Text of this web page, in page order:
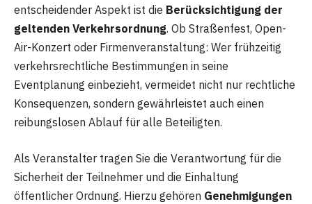
entscheidender Aspekt ist die Berücksichtigung der
geltenden Verkehrsordnung. Ob Straßenfest, Open-
Air-Konzert oder Firmenveranstaltung: Wer frühzeitig
verkehrsrechtliche Bestimmungen in seine
Eventplanung einbezieht, vermeidet nicht nur rechtliche
Konsequenzen, sondern gewährleistet auch einen
reibungslosen Ablauf für alle Beteiligten.
Als Veranstalter tragen Sie die Verantwortung für die
Sicherheit der Teilnehmer und die Einhaltung
öffentlicher Ordnung. Hierzu gehören Genehmigungen